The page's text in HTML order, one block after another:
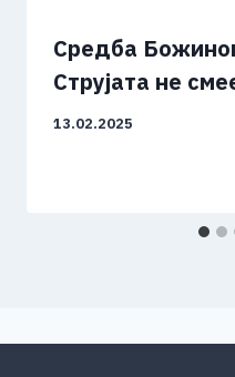
Средба
Струјата не
13.02.2025